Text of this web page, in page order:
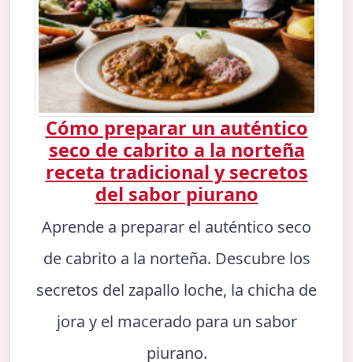
Cómo preparar un auténtico
seco de cabrito a la norteña
receta tradicional y secretos
del sabor piurano
Aprende a preparar el auténtico seco
de cabrito a la norteña. Descubre los
secretos del zapallo loche, la chicha de
jora y el macerado para un sabor
piurano.